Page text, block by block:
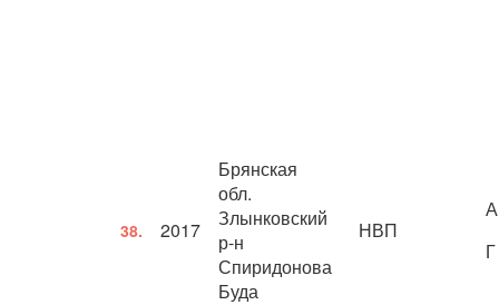
38. 2017
Брянская
обл.
Злынковский
р-н
Спиридонова
Буда
НВП
А
Г